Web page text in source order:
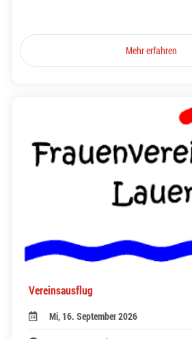
Mehr erfahren
Vereinsausflug
Mi, 16. September 2026